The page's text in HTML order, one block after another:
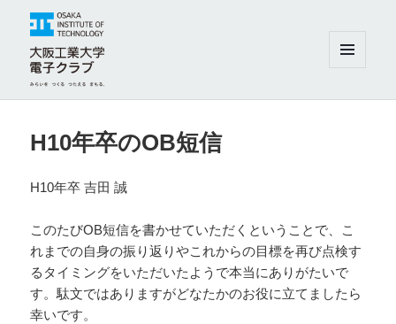
H10年卒のOB短信
H10年卒 吉田 誠
このたびOB短信を書かせていただくということで、こ
れまでの自身の振り返りやこれからの目標を再び点検す
るタイミングをいただいたようで本当にありがたいで
す。駄文ではありますがどなたかのお役に立てましたら
幸いです。